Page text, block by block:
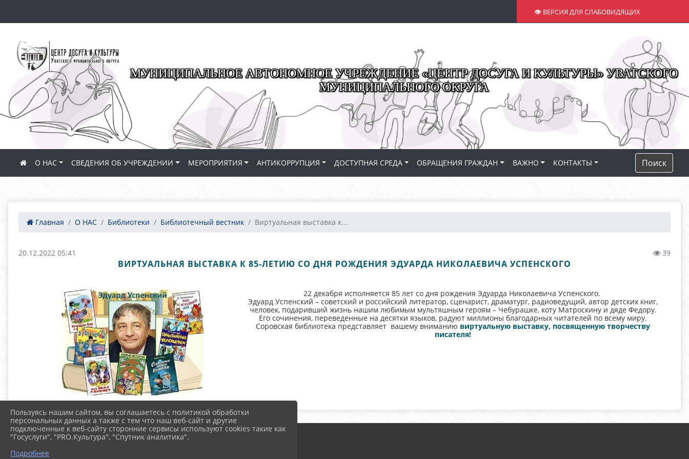
👁 ВЕРСИЯ ДЛЯ СЛАБОВИДЯЩИХ
МУНИЦИПАЛЬНОЕ АВТОНОМНОЕ УЧРЕЖДЕНИЕ «ЦЕНТР ДОСУГА И КУЛЬТУРЫ» УВАТСКОГО
МУНИЦИПАЛЬНОГО ОКРУГА
О НАС СВЕДЕНИЯ ОБ УЧРЕЖДЕНИИ МЕРОПРИЯТИЯ АНТИКОРРУПЦИЯ ДОСТУПНАЯ СРЕДА ОБРАЩЕНИЯ ГРАЖДАН ВАЖНО КОНТАКТЫ Поиск
Главная О НАС Библиотеки Библиотечный вестник Виртуальная выставка к...
20.12.2022 05:41 39
ВИРТУАЛЬНАЯ ВЫСТАВКА К 85-ЛЕТИЮ СО ДНЯ РОЖДЕНИЯ ЭДУАРДА НИКОЛАЕВИЧА УСПЕНСКОГО
22 декабря исполняется 85 лет со дня рождения Эдуарда Николаевича Успенского.
Эдуард Успенский – советский и российский литератор, сценарист, драматург, радиоведущий, автор детских книг,
человек, подаривший жизнь нашим любимым мультяшным героям – Чебурашке, коту Матроскину и дяде Федору.
Его сочинения, переведенные на десятки языков, радуют миллионы благодарных читателей по всему миру.
Соровская библиотека представляет вашему вниманию виртуальную выставку, посвященную творчеству
писателя!
Пользуясь нашим сайтом, вы соглашаетесь с политикой обработки
персональных данных а также с тем что наш веб-сайт и другие
подключенные к веб-сайту сторонние сервисы используют cookies такие как
"Госуслуги", "PRO.Культура", "Спутник аналитика".
Подробнее